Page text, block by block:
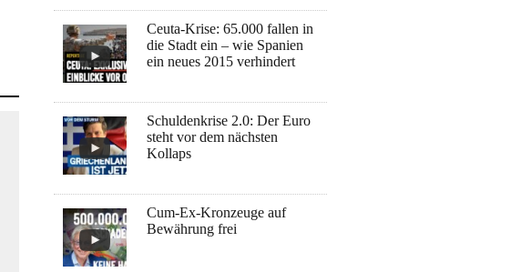
Ceuta-Krise: 65.000 fallen in
die Stadt ein – wie Spanien
ein neues 2015 verhindert
Schuldenkrise 2.0: Der Euro
steht vor dem nächsten
Kollaps
Cum-Ex-Kronzeuge auf
Bewährung frei